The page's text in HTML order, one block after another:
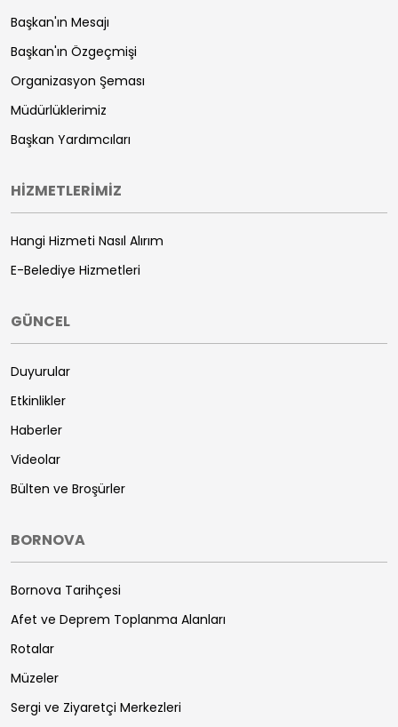
Başkan'ın Mesajı
Başkan'ın Özgeçmişi
Organizasyon Şeması
Müdürlüklerimiz
Başkan Yardımcıları
HİZMETLERİMİZ
Hangi Hizmeti Nasıl Alırım
E-Belediye Hizmetleri
GÜNCEL
Duyurular
Etkinlikler
Haberler
Videolar
Bülten ve Broşürler
BORNOVA
Bornova Tarihçesi
Afet ve Deprem Toplanma Alanları
Rotalar
Müzeler
Sergi ve Ziyaretçi Merkezleri